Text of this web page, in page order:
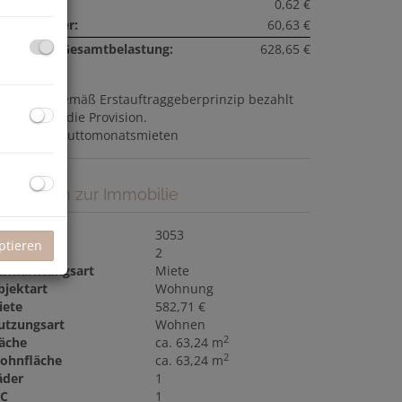
0,62 €
60,63 €
Gesamtbelastung:
628,65 €
Gemäß Erstauftraggeberprinzip bezahlt
Abgeber die Provision.
3 Bruttomonatsmieten
zur Immobilie
3053
2
Miete
Wohnung
582,71 €
Wohnen
ca. 63,24 m2
ca. 63,24 m2
1
1